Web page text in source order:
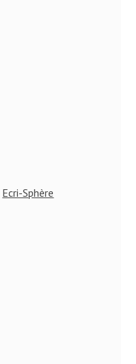
Ecri-Sphère